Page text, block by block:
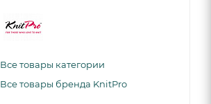
Все товары категории
Все товары бренда KnitPro